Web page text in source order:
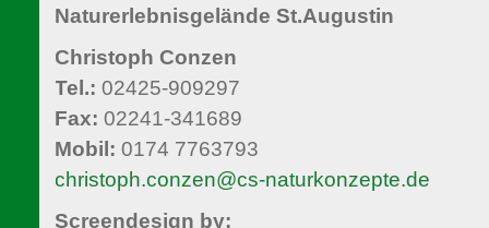
Naturerlebnisgelände St.Augustin
Christoph Conzen
Tel.: 02425-909297
Fax: 02241-341689
Mobil: 0174 7763793
christoph.conzen@cs-naturkonzepte.de
Screendesign by: